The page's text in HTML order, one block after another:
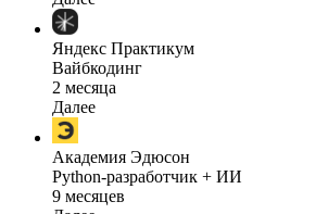
Яндекс Практикум
Вайбкодинг
2 месяца
Далее
Академия Эдюсон
Python-разработчик + ИИ
9 месяцев